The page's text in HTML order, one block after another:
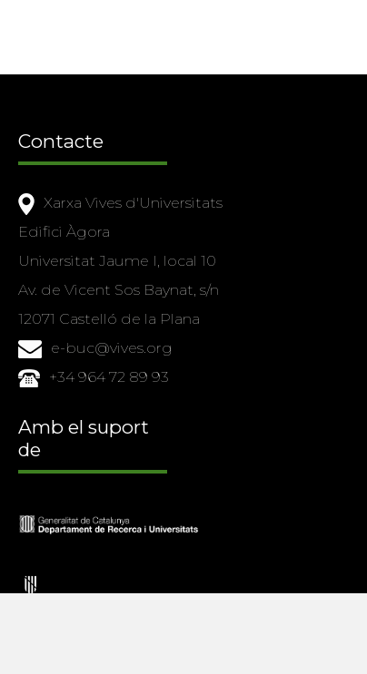
Contacte
Xarxa Vives d'Universitats
Edifici Àgora
Universitat Jaume I, local 10
Av. de Vicent Sos Baynat, s/n
12071 Castelló de la Plana
e-buc@vives.org
+34 964 72 89 93
Amb el suport
de